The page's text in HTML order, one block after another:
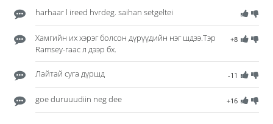
harhaar l ireed hvrdeg. saihan setgeltei
+8
Хамгийн их хэрэг болсон дүрүүдийн нэг шдээ.Тэр
Ramsey-гаас л дээр бх.
-11
Лайтай суга дүршд
+16
goe duruuudiin neg dee